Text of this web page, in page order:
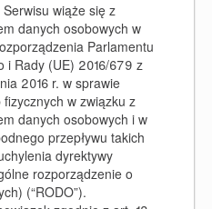
wiąże się z
danych osobowych w
Parlamentu
i Rady (UE) 2016/679 z
2016 r. w sprawie
w związku z
danych osobowych i w
przepływu takich
dyrektywy
rozporządzenie o
(“RODO”).